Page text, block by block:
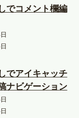
でコメント欄編
でアイキャッチ
ナビゲーション